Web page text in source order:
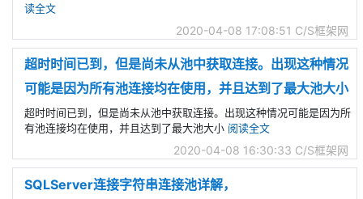
读全文
2020-04-08 17:08:51 C/S框架网
超时时间已到，但是尚未从池中获取连接。出现这种情况
可能是因为所有池连接均在使用，并且达到了最大池大小
超时时间已到，但是尚未从池中获取连接。出现这种情况可能是因为所
有池连接均在使用，并且达到了最大池大小 阅读全文
2020-04-08 16:30:33 C/S框架网
SQLServer连接字符串连接池详解，